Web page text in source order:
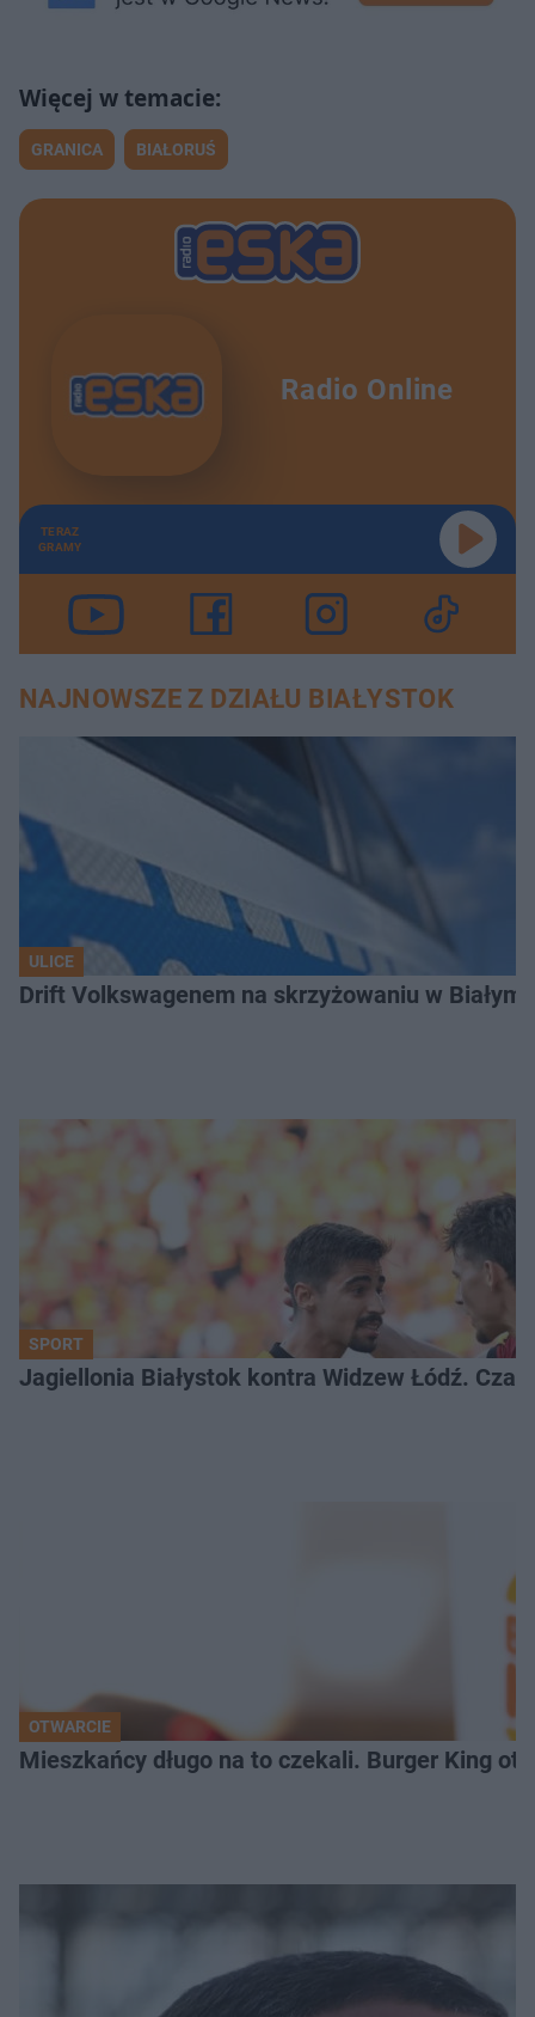
GRANICA BIAŁORUŚ
Radio Online
TERAZ
GRAMY
NAJNOWSZE Z DZIAŁU BIAŁYSTOK
ULICE
Drift Volkswagenem na skrzyżowaniu w
SPORT
Jagiellonia Białystok kontra Widzew Łódź.
OTWARCIE
Mieszkańcy długo na to czekali. Burger King